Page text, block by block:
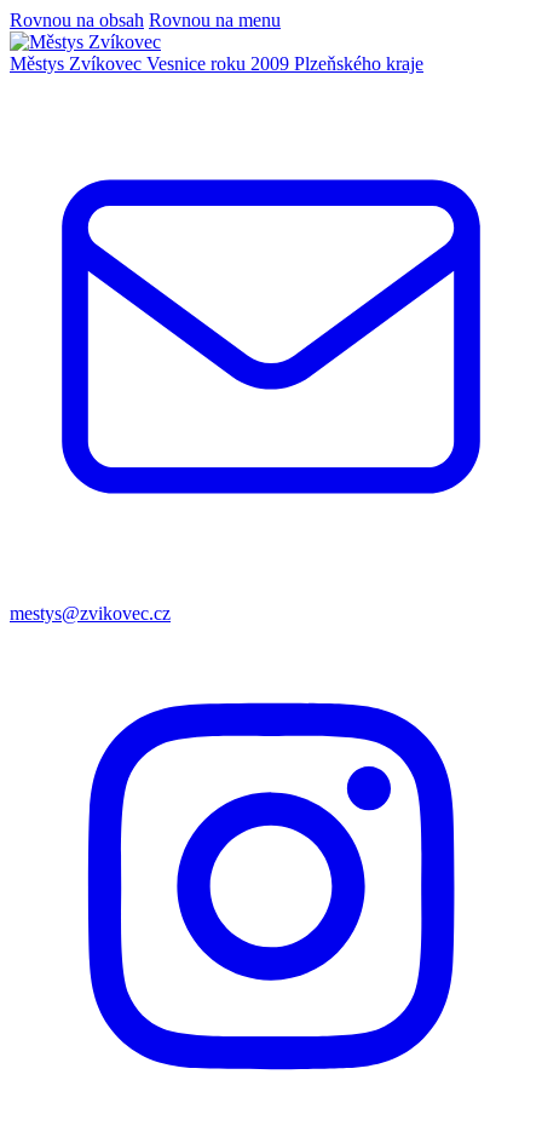
Rovnou na obsah Rovnou na menu
Městys Zvíkovec Vesnice roku 2009 Plzeňského kraje
mestys@zvikovec.cz